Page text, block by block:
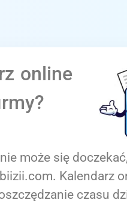
online
może się
Kalendarz
czasu